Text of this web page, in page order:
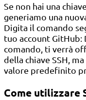
Se non hai una
generiamo una
Digita il comando
tuo account
comando, ti verrà
della chiave SSH,
valore predefinito
Come utilizzare